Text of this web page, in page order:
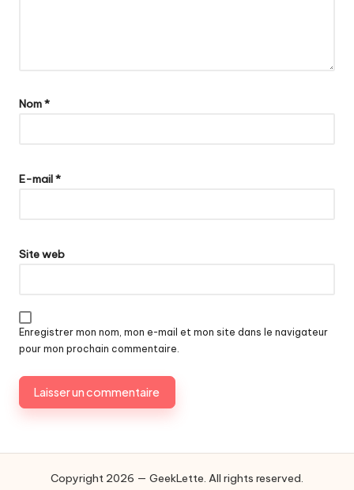
Nom*
E-mail*
Site web
Enregistrer mon nom, mon e-mail et mon site dans le navigateur
pour mon prochain commentaire.
Copyright 2026 — GeekLette. All rights reserved.